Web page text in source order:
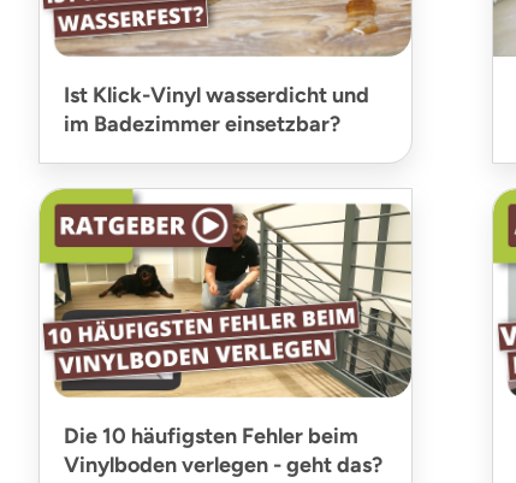
Ist Klick-Vinyl wasserdicht und
im Badezimmer einsetzbar?
Die 10 häufigsten Fehler beim
Vinylboden verlegen - geht das?